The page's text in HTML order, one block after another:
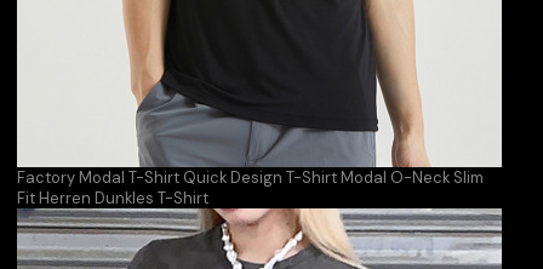
Factory Modal T-Shirt Quick Design T-Shirt Modal O-Neck Slim
Fit Herren Dunkles T-Shirt